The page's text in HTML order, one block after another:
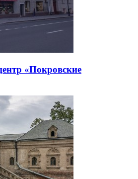
«Покровские